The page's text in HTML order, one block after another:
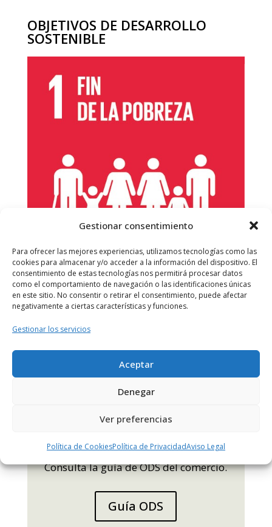
Gestionar consentimiento
Para ofrecer las mejores experiencias, utilizamos tecnologías como las
cookies para almacenar y/o acceder a la información del dispositivo. El
consentimiento de estas tecnologías nos permitirá procesar datos
como el comportamiento de navegación o las identificaciones únicas
en este sitio. No consentir o retirar el consentimiento, puede afectar
negativamente a ciertas características y funciones.
Gestionar los servicios
Aceptar
Denegar
Ver preferencias
Política de CookiesPolítica de PrivacidadAviso Legal
OBJETIVOS DE DESARROLLO
SOSTENIBLE
MÁS INFO
¿Quieres convertirte en un
comercio consciente?
Consulta la guía de ODS del comercio.
Guía ODS